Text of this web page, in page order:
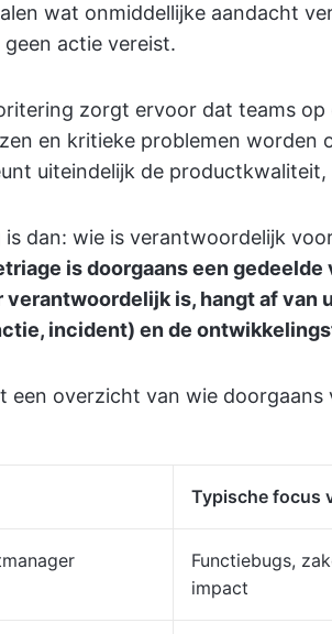
wat onmiddellijke aandacht
geen actie vereist.
zorgt ervoor dat teams
en kritieke problemen worden
uiteindelijk de
is dan: wie is verantwoordelijk
is doorgaans een
verantwoordelijk is, hangt af van
incident) en de
een overzicht van wie doorgaans
Typische focus
Functiebugs,
impact